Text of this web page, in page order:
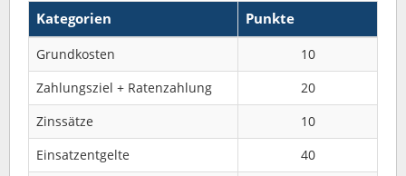
Kategorien Punkte
Grundkosten
10
Zahlungsziel + Ratenzahlung
20
Zinssätze
10
Einsatzentgelte
40